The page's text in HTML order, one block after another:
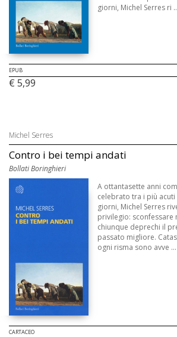
giorni, Michel Serres ri
EPUB
€ 5,99
Michel Serres
Contro i bei tempi andati
Bollati Boringhieri
A ottantasette anni
celebrato tra i più
giorni, Michel Serres
privilegio: sconfessare
chiunque deprechi il
passato migliore.
ogni risma sono avve ...
CARTACEO